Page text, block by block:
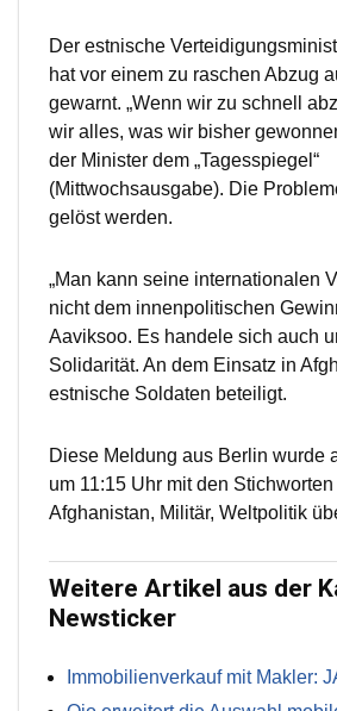
Der estnische
hat vor einem zu raschen Abzug
gewarnt. „Wenn wir zu schnell
wir alles, was wir bisher
der Minister dem „Tagesspiegel“
(Mittwochsausgabe). Die
gelöst werden.
„Man kann seine internationalen
nicht dem innenpolitischen
Aaviksoo. Es handele sich auch
Solidarität. An dem Einsatz in
estnische Soldaten beteiligt.
Diese Meldung aus Berlin wurde
um 11:15 Uhr mit den
Afghanistan, Militär, Weltpolitik
Weitere Artikel aus der
Newsticker
Immobilienverkauf mit Makler: